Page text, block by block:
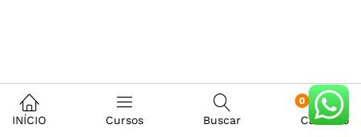
INÍCIO Cursos Buscar
0
Carrinho